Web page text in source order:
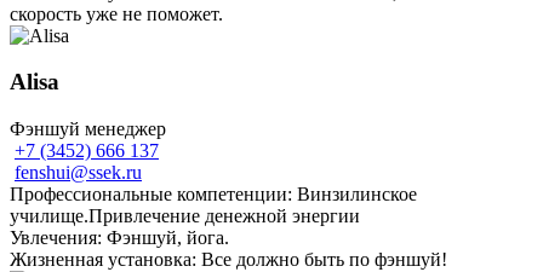
скорость уже не поможет.
Alisa
Фэншуй менеджер
+7 (3452) 666 137
fenshui@ssek.ru
Профессиональные компетенции: Винзилинское
училище.Привлечение денежной энергии
Увлечения: Фэншуй, йога.
Жизненная установка: Все должно быть по фэншуй!